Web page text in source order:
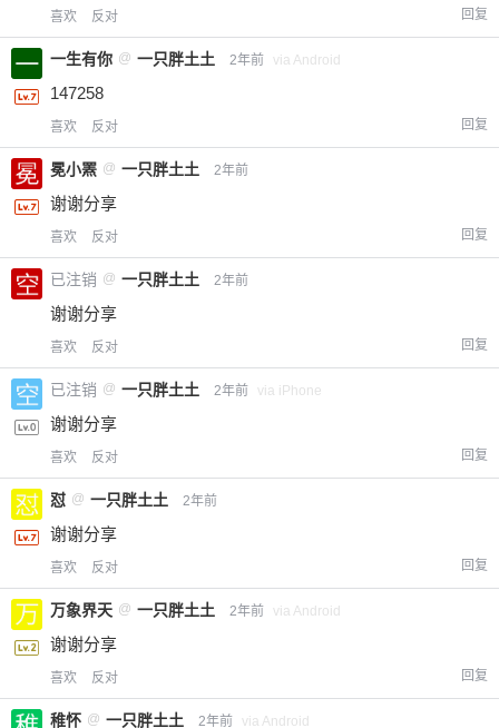
喜欢 反对 回复
一生有你 @ 一只胖土土 2年前 via Android
147258
喜欢 反对 回复
冕小罴 @ 一只胖土土 2年前
谢谢分享
喜欢 反对 回复
已注销 @ 一只胖土土 2年前
谢谢分享
喜欢 反对 回复
已注销 @ 一只胖土土 2年前 via iPhone
谢谢分享
喜欢 反对 回复
怼 @ 一只胖土土 2年前
谢谢分享
喜欢 反对 回复
万象界天 @ 一只胖土土 2年前 via Android
谢谢分享
喜欢 反对 回复
稚怀 @ 一只胖土土 2年前 via Android